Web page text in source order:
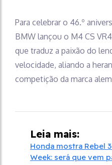
Para celebrar o 46.º
BMW lançou o M4 CS
que traduz a paixão do
velocidade, aliando a
competição da marca
Leia mais:
Honda mostra Rebel
Week: será que vem